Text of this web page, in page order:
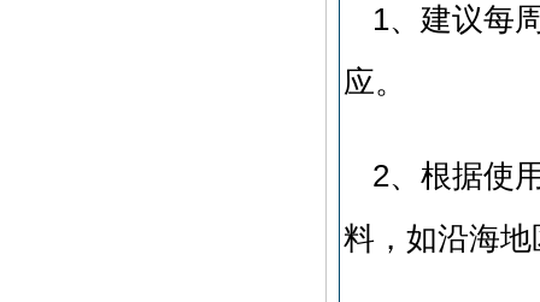
1、建议每
应。
2、根据使
料，如沿海